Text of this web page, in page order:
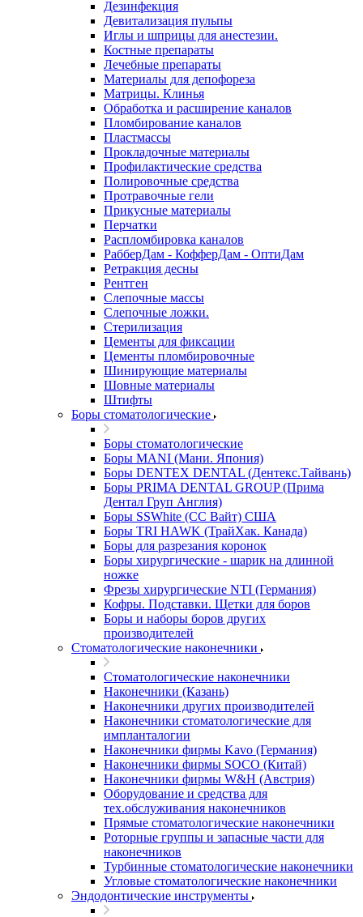
Дезинфекция
Девитализация пульпы
Иглы и шприцы для анестезии.
Костные препараты
Лечебные препараты
Материалы для депофореза
Матрицы. Клинья
Обработка и расширение каналов
Пломбирование каналов
Пластмассы
Прокладочные материалы
Профилактические средства
Полировочные средства
Протравочные гели
Прикусные материалы
Перчатки
Распломбировка каналов
РабберДам - КофферДам - ОптиДам
Ретракция десны
Рентген
Слепочные массы
Слепочные ложки.
Стерилизация
Цементы для фиксации
Цементы пломбировочные
Шинирующие материалы
Шовные материалы
Штифты
Боры стоматологические
Боры стоматологические
Боры MANI (Мани. Япония)
Боры DENTEX DENTAL (Дентекс.Тайвань)
Боры PRIMA DENTAL GROUP (Прима
Дентал Груп Англия)
Боры SSWhite (СС Вайт) США
Боры TRI HAWK (ТрайХак. Канада)
Боры для разрезания коронок
Боры хирургические - шарик на длинной
ножке
Фрезы хирургические NTI (Германия)
Кофры. Подставки. Щетки для боров
Боры и наборы боров других
производителей
Стоматологические наконечники
Стоматологические наконечники
Наконечники (Казань)
Наконечники других производителей
Наконечники стоматологические для
импланталогии
Наконечники фирмы Kavo (Германия)
Наконечники фирмы SOCO (Китай)
Наконечники фирмы W&H (Австрия)
Оборудование и средства для
тех.обслуживания наконечников
Прямые стоматологические наконечники
Роторные группы и запасные части для
наконечников
Турбинные стоматологические наконечники
Угловые стоматологические наконечники
Эндодонтические инструменты